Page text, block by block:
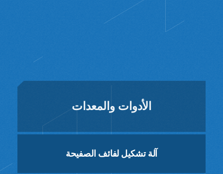
الأدوات والمعدات
آلة تشكيل لفائف الصفيحة